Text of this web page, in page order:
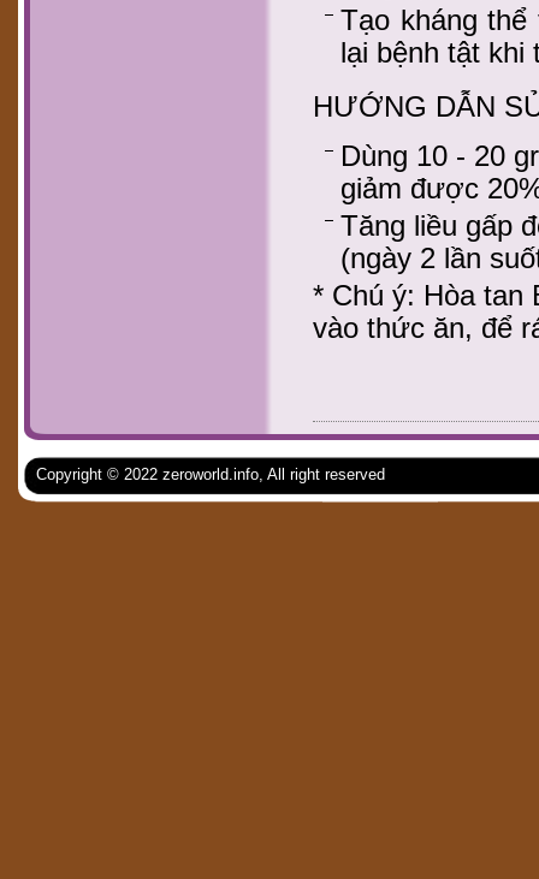
Tạo kháng
lại bệnh tật khi
HƯỚNG DẪN
Dùng 10 - 20
giảm được
Tăng liều gấp
(ngày 2 lần
* Chú ý: Hòa
vào thức ăn, để
Copyright © 2022 zeroworld.info, All right reserved